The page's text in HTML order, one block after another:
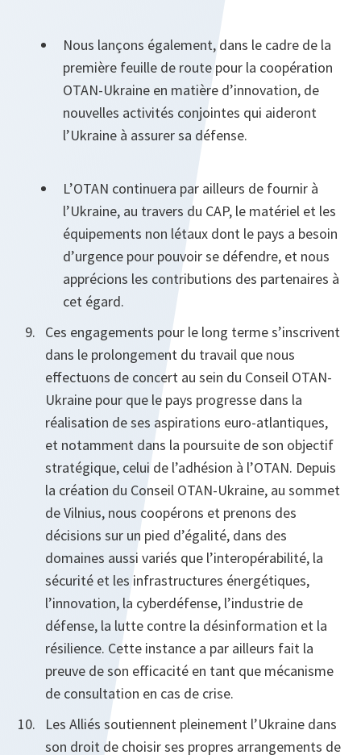
Nous lançons également, dans le cadre de la
première feuille de route pour la coopération
OTAN-Ukraine en matière d’innovation, de
nouvelles activités conjointes qui aideront
l’Ukraine à assurer sa défense.
L’OTAN continuera par ailleurs de fournir à
l’Ukraine, au travers du CAP, le matériel et les
équipements non létaux dont le pays a besoin
d’urgence pour pouvoir se défendre, et nous
apprécions les contributions des partenaires à
cet égard.
Ces engagements pour le long terme s’inscrivent
dans le prolongement du travail que nous
effectuons de concert au sein du Conseil OTAN-
Ukraine pour que le pays progresse dans la
réalisation de ses aspirations euro-atlantiques,
et notamment dans la poursuite de son objectif
stratégique, celui de l’adhésion à l’OTAN. Depuis
la création du Conseil OTAN-Ukraine, au sommet
de Vilnius, nous coopérons et prenons des
décisions sur un pied d’égalité, dans des
domaines aussi variés que l’interopérabilité, la
sécurité et les infrastructures énergétiques,
l’innovation, la cyberdéfense, l’industrie de
défense, la lutte contre la désinformation et la
résilience. Cette instance a par ailleurs fait la
preuve de son efficacité en tant que mécanisme
de consultation en cas de crise.
Les Alliés soutiennent pleinement l’Ukraine dans
son droit de choisir ses propres arrangements de